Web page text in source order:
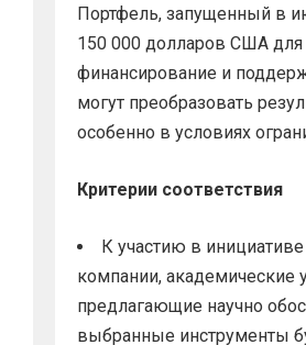
Портфель, запущенный в
150 000 долларов США для
финансирование и
могут преобразовать
особенно в условиях
Критерии соответствия
К участию в инициативе
компании, академические
предлагающие научно
выбранные инструменты